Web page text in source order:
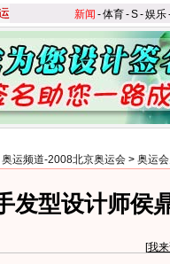
新闻 -体育-S-娱乐
奥运频道-2008北京奥运会 > 奥运
发型设计师侯
[我